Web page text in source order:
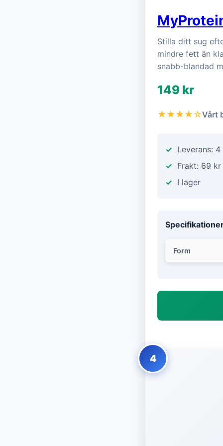
Stilla ditt sug
mindre fett än
snabb-blandad
149 kr
★★★★☆Vårt
Leverans:
Frakt: 69 kr
I lager
Form
4